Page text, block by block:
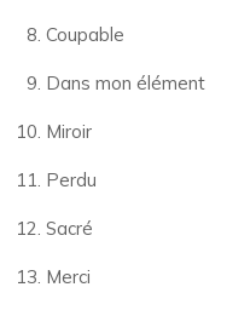
Coupable
Dans mon élément
Miroir
Perdu
Sacré
Merci